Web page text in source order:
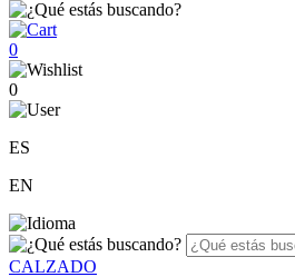
0
0
ES
EN
CALZADO